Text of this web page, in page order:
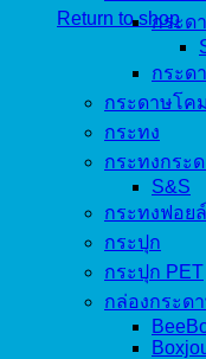
Return to shop
กระด
กระด
กระดาษโค
กระทง
กระทงกระ
S&S
กระทงฟอยล์
กระปุก
กระปุก PET
กล่องกระด